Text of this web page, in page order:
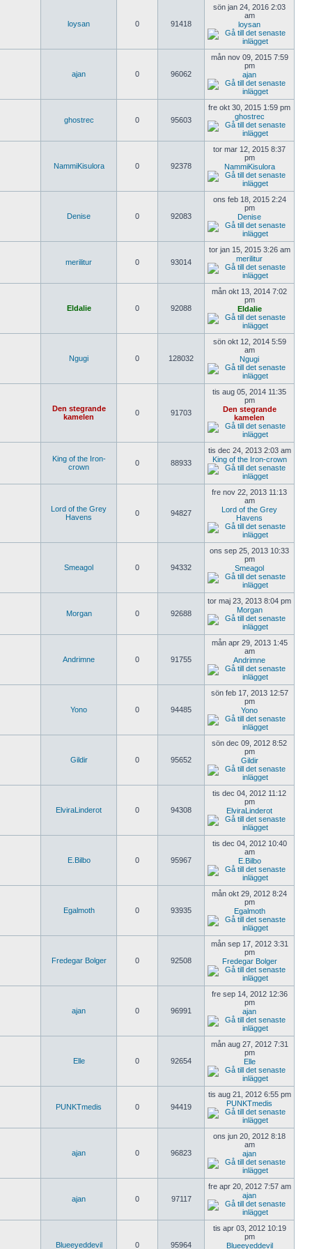
loysan 0 91418
sön jan 24, 2016 2:03
am
loysan
ajan 0 96062
mån nov 09, 2015 7:59
pm
ajan
ghostrec 0 95603
fre okt 30, 2015 1:59 pm
ghostrec
NammiKisulora 0 92378
tor mar 12, 2015 8:37
pm
NammiKisulora
Denise 0 92083
ons feb 18, 2015 2:24
pm
Denise
merilitur 0 93014
tor jan 15, 2015 3:26 am
merilitur
Eldalie 0 92088
mån okt 13, 2014 7:02
pm
Eldalie
Ngugi 0 128032
sön okt 12, 2014 5:59
am
Ngugi
Den stegrande
kamelen
0 91703
tis aug 05, 2014 11:35
pm
Den stegrande
kamelen
King of the Iron-
crown
0 88933
tis dec 24, 2013 2:03 am
King of the Iron-crown
Lord of the Grey
Havens
0 94827
fre nov 22, 2013 11:13
am
Lord of the Grey
Havens
Smeagol 0 94332
ons sep 25, 2013 10:33
pm
Smeagol
Morgan 0 92688
tor maj 23, 2013 8:04 pm
Morgan
Andrimne 0 91755
mån apr 29, 2013 1:45
am
Andrimne
Yono 0 94485
sön feb 17, 2013 12:57
pm
Yono
Gildir 0 95652
sön dec 09, 2012 8:52
pm
Gildir
ElviraLinderot 0 94308
tis dec 04, 2012 11:12
pm
ElviraLinderot
E.Bilbo 0 95967
tis dec 04, 2012 10:40
am
E.Bilbo
Egalmoth 0 93935
mån okt 29, 2012 8:24
pm
Egalmoth
Fredegar Bolger 0 92508
mån sep 17, 2012 3:31
pm
Fredegar Bolger
ajan 0 96991
fre sep 14, 2012 12:36
pm
ajan
Elle 0 92654
mån aug 27, 2012 7:31
pm
Elle
PUNKTmedis 0 94419
tis aug 21, 2012 6:55 pm
PUNKTmedis
ajan 0 96823
ons jun 20, 2012 8:18
am
ajan
ajan 0 97117
fre apr 20, 2012 7:57 am
ajan
Blueeyeddevil 0 95964
tis apr 03, 2012 10:19
pm
Blueeyeddevil